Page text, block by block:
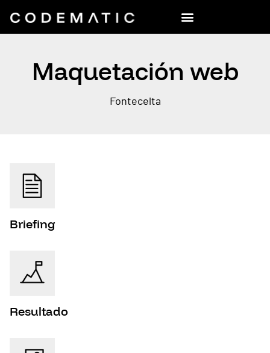
Maquetación web
Fontecelta
Briefing
Resultado